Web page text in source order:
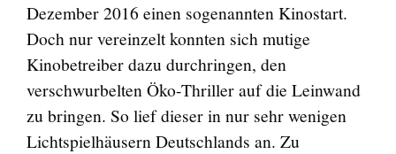
Dezember 2016 einen sogenannten Kinostart.
Doch nur vereinzelt konnten sich mutige
Kinobetreiber dazu durchringen, den
verschwurbelten Öko-Thriller auf die Leinwand
zu bringen. So lief dieser in nur sehr wenigen
Lichtspielhäusern Deutschlands an. Zu